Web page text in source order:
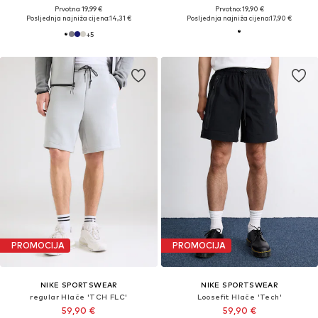
Prvotno: 19,99 €
Posljednja najniža cijena:14,31 €
+5
Prvotno: 19,90 €
Posljednja najniža cijena:17,90 €
PROMOCIJA
NIKE SPORTSWEAR
regular Hlače 'TCH FLC'
59,90 €
PROMOCIJA
NIKE SPORTSWEAR
Loosefit Hlače 'Tech'
59,90 €